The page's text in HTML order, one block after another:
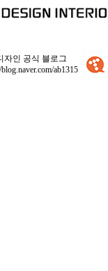
자인 공식 블로그
ab1315